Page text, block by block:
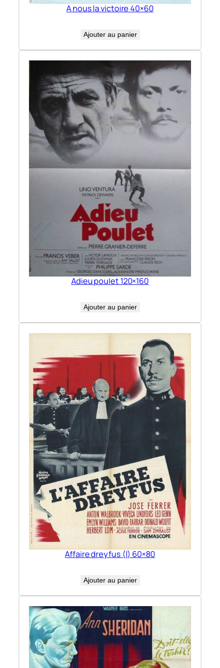
A nous la victoire 40×60
Ajouter au panier
Adieu poulet 120×160
Ajouter au panier
Affaire dreyfus (l) 60×80
Ajouter au panier